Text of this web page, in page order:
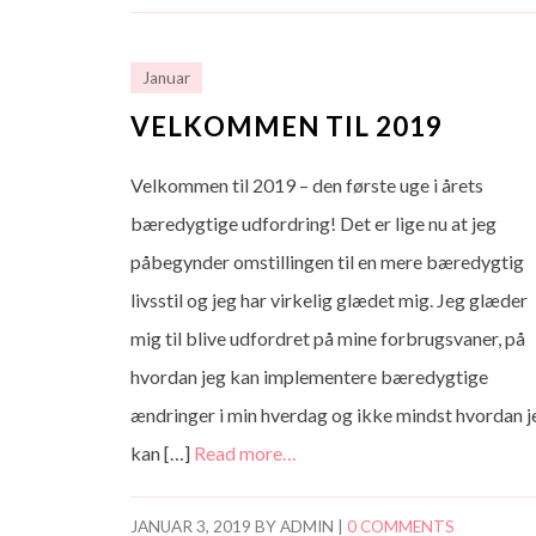
Januar
VELKOMMEN TIL 2019
Velkommen til 2019 – den første uge i årets
bæredygtige udfordring! Det er lige nu at jeg
påbegynder omstillingen til en mere bæredygtig
livsstil og jeg har virkelig glædet mig. Jeg glæder
mig til blive udfordret på mine forbrugsvaner, på
hvordan jeg kan implementere bæredygtige
ændringer i min hverdag og ikke mindst hvordan
kan […] Read more…
JANUAR 3, 2019 BYADMIN |0 COMMENTS